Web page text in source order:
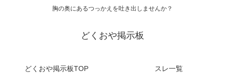
胸の奥にあるつっかえを吐き出しませんか？
どくおや掲示板
どくおや掲示板TOP スレ一覧